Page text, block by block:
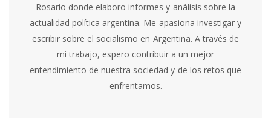
Rosario donde elaboro informes y análisis sobre la
actualidad política argentina. Me apasiona investigar y
escribir sobre el socialismo en Argentina. A través de
mi trabajo, espero contribuir a un mejor
entendimiento de nuestra sociedad y de los retos que
enfrentamos.